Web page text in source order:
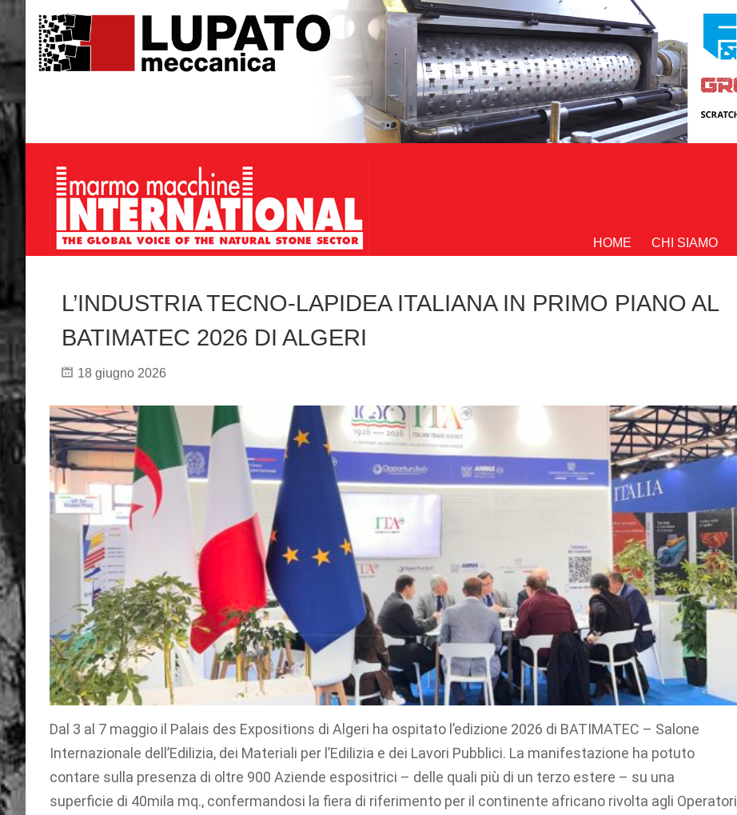
HOME CHI SIAMO
L’INDUSTRIA TECNO-LAPIDEA ITALIANA IN PRIMO PIANO AL
BATIMATEC 2026 DI ALGERI
18 giugno 2026
Dal 3 al 7 maggio il Palais des Expositions di Algeri ha ospitato l’edizione 2026 di BATIMATEC – Salone
Internazionale dell’Edilizia, dei Materiali per l’Edilizia e dei Lavori Pubblici. La manifestazione ha potuto
contare sulla presenza di oltre 900 Aziende espositrici – delle quali più di un terzo estere – su una
superficie di 40mila mq., confermandosi la fiera di riferimento per il continente africano rivolta agli Operatori